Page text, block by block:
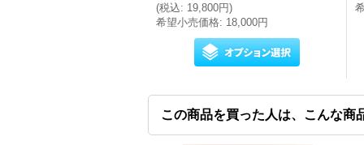
(税込: 19,800円)
希望小売価格: 18,000円
この商品を買った人は、こんな商